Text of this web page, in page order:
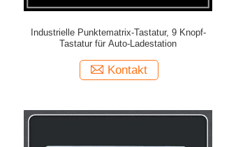
Industrielle Punktematrix-Tastatur, 9 Knopf-
Tastatur für Auto-Ladestation
Kontakt